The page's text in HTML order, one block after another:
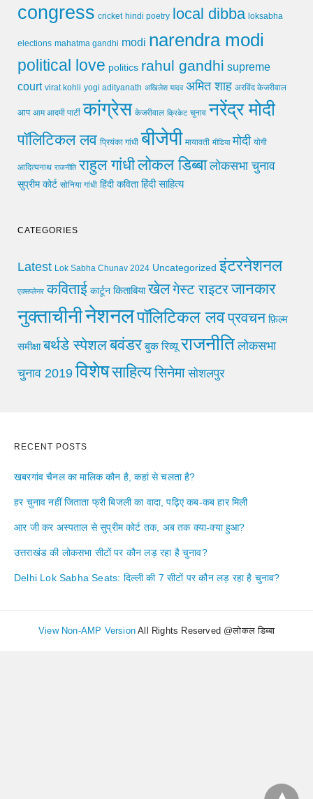
congress cricket hindi poetry local dibba loksabha
elections mahatma gandhi modi narendra modi
political love politics rahul gandhi supreme
court virat kohli yogi adityanath अखिलेश यादव अमित शाह अरविंद केजरीवाल
आप आम आदमी पार्टी कांग्रेस केजरीवाल क्रिकेट चुनाव नरेंद्र मोदी
पॉलिटिकल लव प्रियंका गांधी बीजेपी मायावती मीडिया मोदी योगी
आदित्यनाथ राजनीति राहुल गांधीलोकल डिब्बा लोकसभा चुनाव
सुप्रीम कोर्ट सोनिया गांधी हिंदी कविता हिंदी साहित्य
CATEGORIES
Latest Lok Sabha Chunav 2024 Uncategorized इंटरनेशनल
एक्सप्लेनर कविताई कार्टून किताबिया खेलगेस्ट राइटरजानकार
नुक्ताचीनीनेशनलपॉलिटिकल लवप्रवचन फ़िल्म
समीक्षा बर्थडे स्पेशलबवंडर बुक रिव्यू राजनीति लोकसभा
चुनाव 2019 विशेषसाहित्यसिनेमा सोशलपुर
RECENT POSTS
खबरगांव चैनल का मालिक कौन है, कहां से चलता है?
हर चुनाव नहीं जिताता फ्री बिजली का वादा, पढ़िए कब-कब हार मिली
आर जी कर अस्पताल से सुप्रीम कोर्ट तक, अब तक क्या-क्या हुआ?
उत्तराखंड की लोकसभा सीटों पर कौन लड़ रहा है चुनाव?
Delhi Lok Sabha Seats: दिल्ली की 7 सीटों पर कौन लड़ रहा है चुनाव?
View Non-AMP Version All Rights Reserved @लोकल डिब्बा